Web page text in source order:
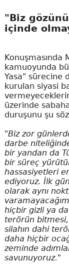
"Biz
içinde
Konuşmasında
kamuoyunda
Yasa" sürecine
kurulan siyasi
üzerinde
duruşunu şu
"Biz zor
darbe
bir yandan da
bir süreç
hassasiyetleri
ediyoruz. İlk
olarak aynı
hiçbir gizli ya
terörün
silahın dahi
daha hiçbir
zeminde
savunuyoruz."